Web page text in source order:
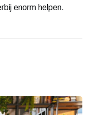
enorm helpen.